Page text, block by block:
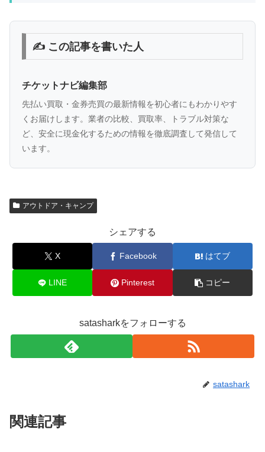
✍️ この記事を書いた人
チケットナビ編集部
先払い買取・金券売買の最新情報を初心者にもわかりやす
くお届けします。業者の比較、買取率、トラブル対策な
ど、安全に現金化するための情報を徹底調査して発信して
います。
アウトドア・キャンプ
シェアする
X Facebook はてブ
LINE Pinterest コピー
satasharkをフォローする
satashark
関連記事